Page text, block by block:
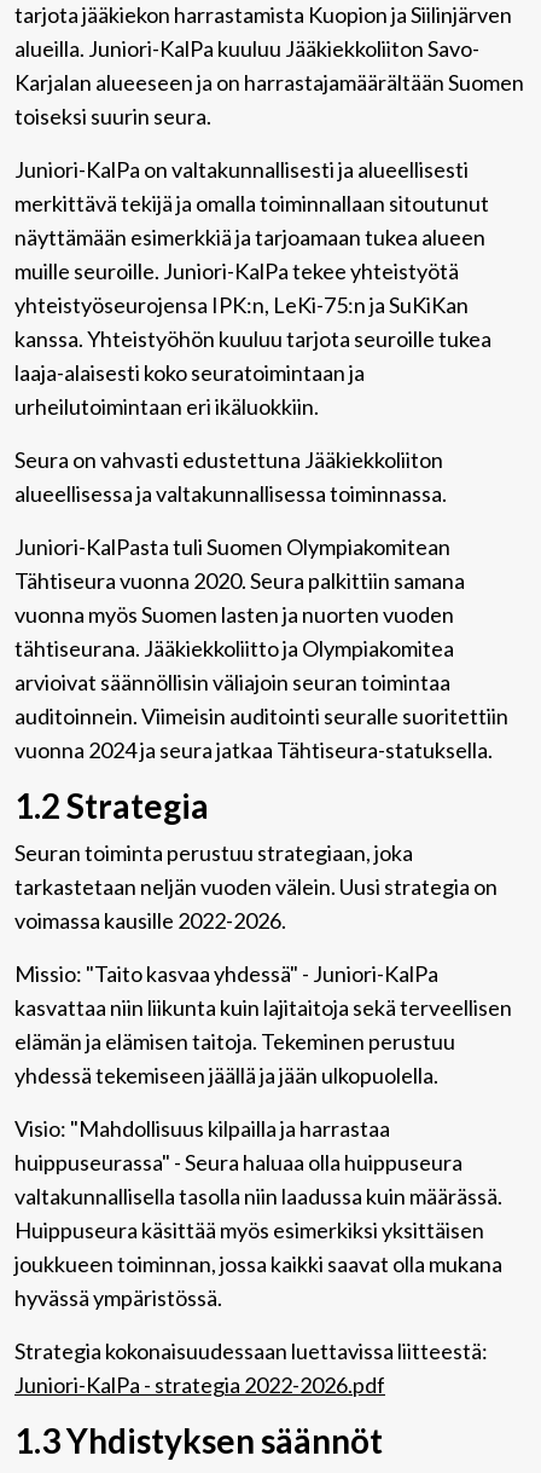
tarjota jääkiekon harrastamista Kuopion ja Siilinjärven
alueilla. Juniori-KalPa kuuluu Jääkiekkoliiton Savo-
Karjalan alueeseen ja on harrastajamäärältään Suomen
toiseksi suurin seura.
Juniori-KalPa on valtakunnallisesti ja alueellisesti
merkittävä tekijä ja omalla toiminnallaan sitoutunut
näyttämään esimerkkiä ja tarjoamaan tukea alueen
muille seuroille. Juniori-KalPa tekee yhteistyötä
yhteistyöseurojensa IPK:n, LeKi-75:n ja SuKiKan
kanssa. Yhteistyöhön kuuluu tarjota seuroille tukea
laaja-alaisesti koko seuratoimintaan ja
urheilutoimintaan eri ikäluokkiin.
Seura on vahvasti edustettuna Jääkiekkoliiton
alueellisessa ja valtakunnallisessa toiminnassa.
Juniori-KalPasta tuli Suomen Olympiakomitean
Tähtiseura vuonna 2020. Seura palkittiin samana
vuonna myös Suomen lasten ja nuorten vuoden
tähtiseurana. Jääkiekkoliitto ja Olympiakomitea
arvioivat säännöllisin väliajoin seuran toimintaa
auditoinnein. Viimeisin auditointi seuralle suoritettiin
vuonna 2024 ja seura jatkaa Tähtiseura-statuksella.
1.2 Strategia
Seuran toiminta perustuu strategiaan, joka
tarkastetaan neljän vuoden välein. Uusi strategia on
voimassa kausille 2022-2026.
Missio: "Taito kasvaa yhdessä" - Juniori-KalPa
kasvattaa niin liikunta kuin lajitaitoja sekä terveellisen
elämän ja elämisen taitoja. Tekeminen perustuu
yhdessä tekemiseen jäällä ja jään ulkopuolella.
Visio: "Mahdollisuus kilpailla ja harrastaa
huippuseurassa" - Seura haluaa olla huippuseura
valtakunnallisella tasolla niin laadussa kuin määrässä.
Huippuseura käsittää myös esimerkiksi yksittäisen
joukkueen toiminnan, jossa kaikki saavat olla mukana
hyvässä ympäristössä.
Strategia kokonaisuudessaan luettavissa liitteestä:
Juniori-KalPa - strategia 2022-2026.pdf
1.3 Yhdistyksen säännöt